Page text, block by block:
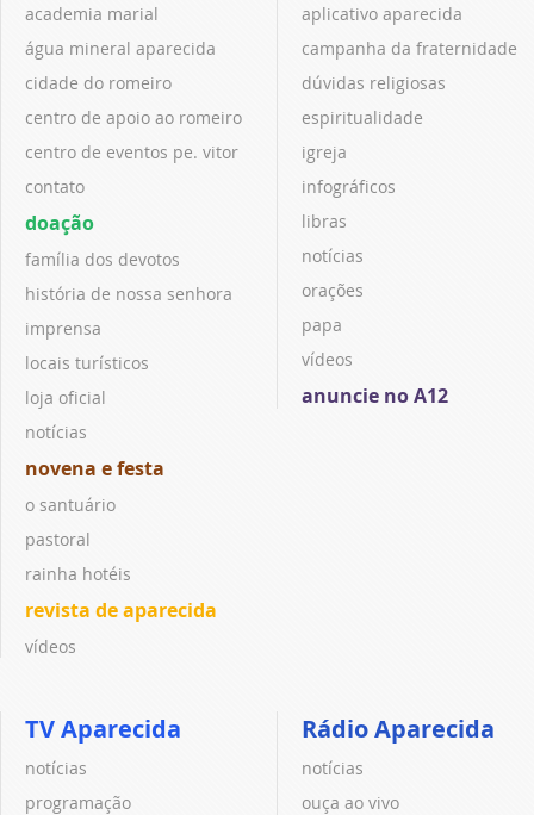
academia marial
água mineral aparecida
cidade do romeiro
centro de apoio ao romeiro
centro de eventos pe. vitor
contato
doação
família dos devotos
história de nossa senhora
imprensa
locais turísticos
loja oficial
notícias
novena e festa
o santuário
pastoral
rainha hotéis
revista de aparecida
vídeos
aplicativo aparecida
campanha da fraternidade
dúvidas religiosas
espiritualidade
igreja
infográficos
libras
notícias
orações
papa
vídeos
anuncie no A12
TV Aparecida
notícias
programação
Rádio Aparecida
notícias
ouça ao vivo